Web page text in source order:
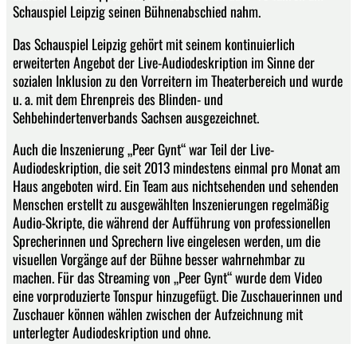
Schauspiel Leipzig seinen Bühnenabschied nahm.
Das Schauspiel Leipzig gehört mit seinem kontinuierlich
erweiterten Angebot der Live-Audiodeskription im Sinne der
sozialen Inklusion zu den Vorreitern im Theaterbereich und wurde
u. a. mit dem Ehrenpreis des Blinden- und
Sehbehindertenverbands Sachsen ausgezeichnet.
Auch die Inszenierung „Peer Gynt“ war Teil der Live-
Audiodeskription, die seit 2013 mindestens einmal pro Monat am
Haus angeboten wird. Ein Team aus nichtsehenden und sehenden
Menschen erstellt zu ausgewählten Inszenierungen regelmäßig
Audio-Skripte, die während der Aufführung von professionellen
Sprecherinnen und Sprechern live eingelesen werden, um die
visuellen Vorgänge auf der Bühne besser wahrnehmbar zu
machen. Für das Streaming von „Peer Gynt“ wurde dem Video
eine vorproduzierte Tonspur hinzugefügt. Die Zuschauerinnen und
Zuschauer können wählen zwischen der Aufzeichnung mit
unterlegter Audiodeskription und ohne.